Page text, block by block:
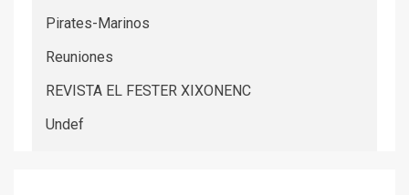
Pirates-Marinos
Reuniones
REVISTA EL FESTER XIXONENC
Undef